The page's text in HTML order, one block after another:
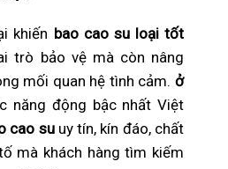
khiến bao cao su loại tốt
trò bảo vệ mà còn nâng
mối quan hệ tình cảm. ở
năng động bậc nhất Việt
cao suuy tín, kín đáo, chất
mà khách hàng tìm kiếm